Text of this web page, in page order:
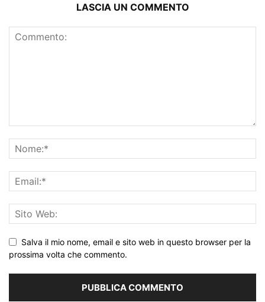
LASCIA UN COMMENTO
Salva il mio nome, email e sito web in questo browser per la
prossima volta che commento.